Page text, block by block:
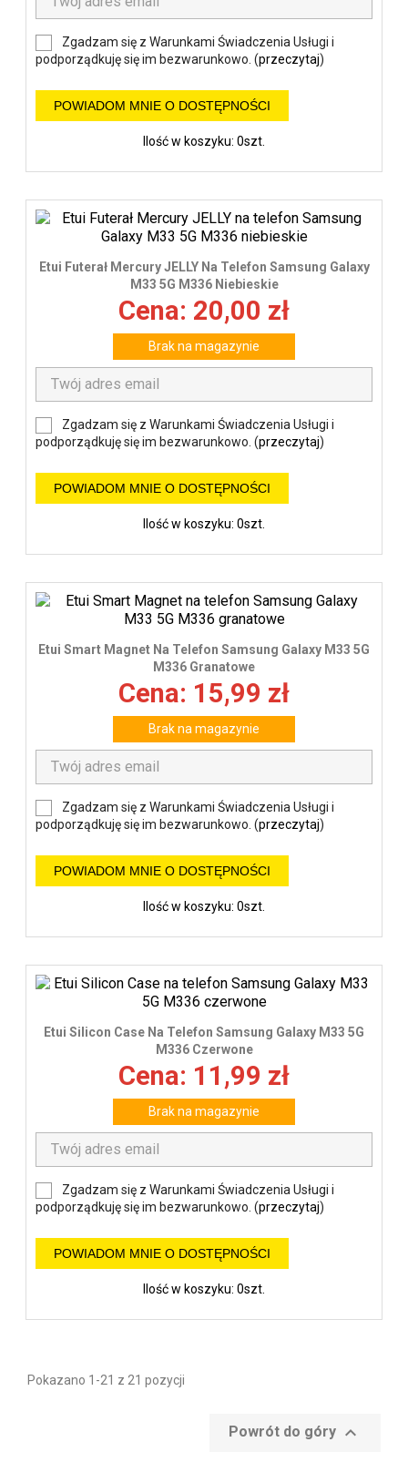
Zgadzam się z Warunkami Świadczenia Usługi i
podporządkuję się im bezwarunkowo. (przeczytaj)
POWIADOM MNIE O DOSTĘPNOŚCI
Ilość w koszyku: 0szt.
Etui Futerał Mercury JELLY Na Telefon Samsung Galaxy
M33 5G M336 Niebieskie
Cena: 20,00 zł
Brak na magazynie
Zgadzam się z Warunkami Świadczenia Usługi i
podporządkuję się im bezwarunkowo. (przeczytaj)
POWIADOM MNIE O DOSTĘPNOŚCI
Ilość w koszyku: 0szt.
Etui Smart Magnet Na Telefon Samsung Galaxy M33 5G
M336 Granatowe
Cena: 15,99 zł
Brak na magazynie
Zgadzam się z Warunkami Świadczenia Usługi i
podporządkuję się im bezwarunkowo. (przeczytaj)
POWIADOM MNIE O DOSTĘPNOŚCI
Ilość w koszyku: 0szt.
Etui Silicon Case Na Telefon Samsung Galaxy M33 5G
M336 Czerwone
Cena: 11,99 zł
Brak na magazynie
Zgadzam się z Warunkami Świadczenia Usługi i
podporządkuję się im bezwarunkowo. (przeczytaj)
POWIADOM MNIE O DOSTĘPNOŚCI
Ilość w koszyku: 0szt.
Pokazano 1-21 z 21 pozycji
Powrót do góry 